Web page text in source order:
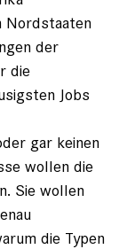
Nordstaaten
der
die
Jobs
gar keinen
wollen die
Sie wollen
die Typen